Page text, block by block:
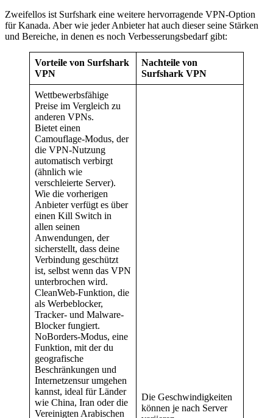
Zweifellos ist Surfshark eine weitere hervorragende VPN-Option
für Kanada. Aber wie jeder Anbieter hat auch dieser seine Stärken
und Bereiche, in denen es noch Verbesserungsbedarf gibt:
Vorteile von Surfshark
VPN
Nachteile von
Surfshark VPN
Wettbewerbsfähige
Preise im Vergleich zu
anderen VPNs.
Bietet einen
Camouflage-Modus, der
die VPN-Nutzung
automatisch verbirgt
(ähnlich wie
verschleierte Server).
Wie die vorherigen
Anbieter verfügt es über
einen Kill Switch in
allen seinen
Anwendungen, der
sicherstellt, dass deine
Verbindung geschützt
ist, selbst wenn das VPN
unterbrochen wird.
CleanWeb-Funktion, die
als Werbeblocker,
Tracker- und Malware-
Blocker fungiert.
NoBorders-Modus, eine
Funktion, mit der du
geografische
Beschränkungen und
Internetzensur umgehen
kannst, ideal für Länder
wie China, Iran oder die
Vereinigten Arabischen
Die Geschwindigkeiten
können je nach Server